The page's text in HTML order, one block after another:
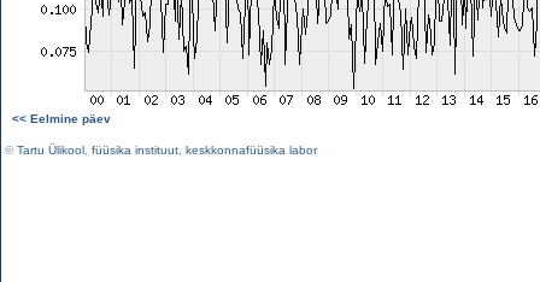
<< Eelmine päev
©Tartu Ülikool füüsika instituut keskkonnafüüsika labor